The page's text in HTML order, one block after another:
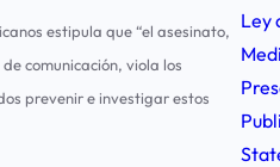
estipula que “el asesinato,
comunicación, viola los
prevenir e investigar estos
Ley